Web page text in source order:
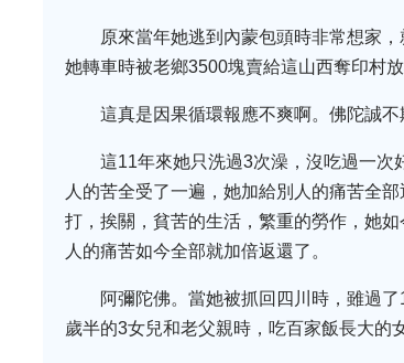
原來當年她逃到內蒙包頭時非常想家
她轉車時被老鄉3500塊賣給這山西奪印村
這真是因果循環報應不爽啊。佛陀誠不
這11年來她只洗過3次澡，沒吃過一次
人的苦全受了一遍，她加給別人的痛苦全
打，挨關，貧苦的生活，繁重的勞作，她
人的痛苦如今全部就加倍返還了。
阿彌陀佛。當她被抓回四川時，雖過
歲半的3女兒和老父親時，吃百家飯長大的